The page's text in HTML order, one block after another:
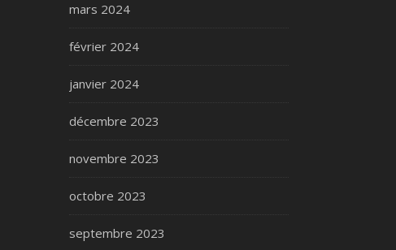
mars 2024
février 2024
janvier 2024
décembre 2023
novembre 2023
octobre 2023
septembre 2023